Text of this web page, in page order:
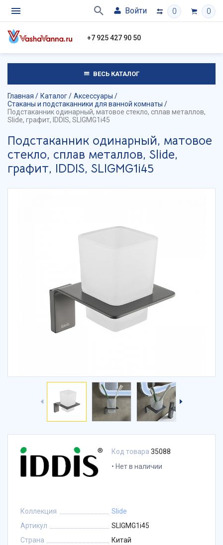
Войти 0 0
+7 925 427 90 50
ВЕСЬ КАТАЛОГ
Главная Каталог
Аксессуары
Стаканы и подстаканники для ванной комнаты
Подстаканник одинарный, матовое стекло, сплав металлов,
Slide, графит, IDDIS, SLIGMG1i45
Подстаканник одинарный, матовое
стекло, сплав металлов, Slide,
графит, IDDIS, SLIGMG1i45
Код товара 35088
Нет в наличии
Коллекция
Slide
Артикул
SLIGMG1i45
Страна
Китай